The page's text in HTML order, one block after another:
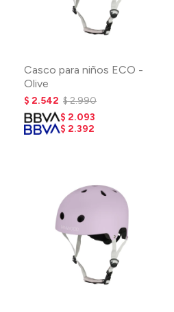
Casco para niños ECO -
Olive
$ 2.542 $2.990
$ 2.093
$ 2.392